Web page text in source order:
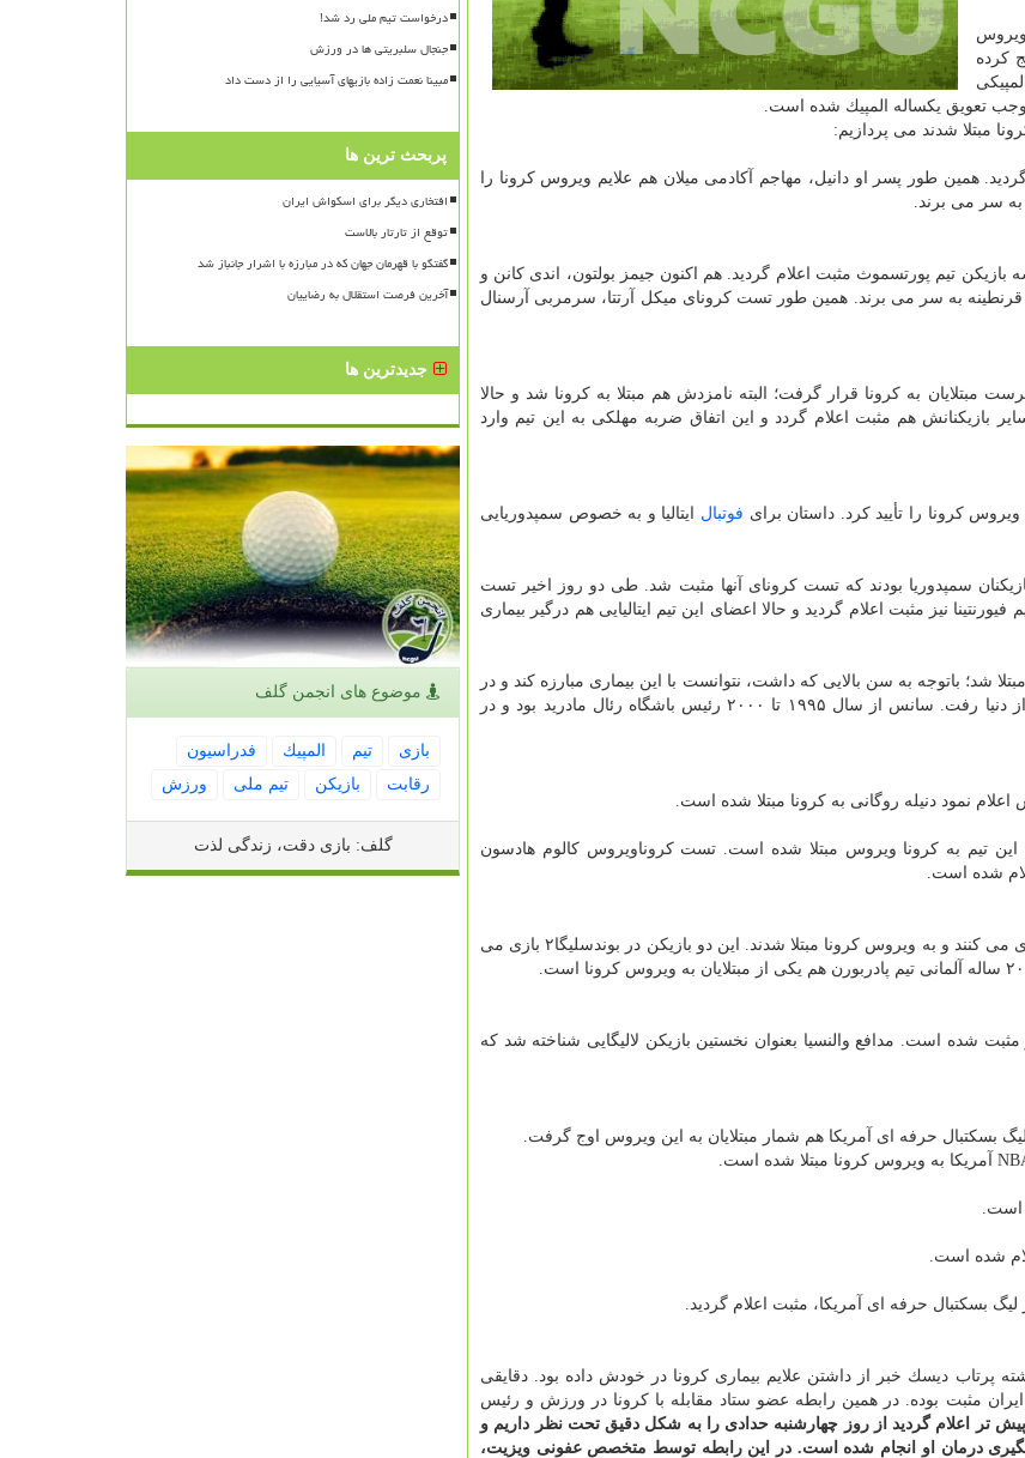
كرده
تعویق یكساله المپیك شده است.
مبتلا شدند می پردازیم:
همین طور پسر او دانیل، مهاجم آكادمی میلان هم علایم ویروس كرونا را
سر می برند.
تیم پورتسموث مثبت اعلام گردید. هم اكنون جیمز بولتون، اندی كانن و
كرونا شده اند و این ۳ بازیكن الان در قرنطینه به سر می برند. همین طور تست كرونای میكل آرتتا، سرمربی آرسنال
مبتلایان به كرونا قرار گرفت؛ البته نامزدش هم مبتلا به كرونا شد و حالا
بازیكنانش هم مثبت اعلام گردد و این اتفاق ضربه مهلكی به این تیم وارد
كرونا را تأیید كرد. داستان برای فوتبال ایتالیا و به خصوص سمپدوریایی
بازیكنان سمپدوریا بودند كه تست كرونای آنها مثبت شد. طی دو روز اخیر تست
نیز مثبت اعلام گردید و حالا اعضای این تیم ایتالیایی هم درگیر بیماری
شد؛ باتوجه به سن بالایی كه داشت، نتوانست با این بیماری مبارزه كند و در
نهایت این مرد اسپانیایی دو روز پیش در اثر مبتلاشدن به كرونا از دنیا رفت. سانس از سال ۱۹۹۵ تا ۲۰۰۰ رئیس باشگاه رئال مادرید بود و در
نمود دنیله روگانی به كرونا مبتلا شده است.
تیم به كرونا ویروس مبتلا شده است. تست كروناویروس كالوم هادسون
تیمو هوبرس و جیمز هورن دو بازیكنی هستند كه در تیم هانوفر بازی می كنند و به ویروس كرونا مبتلا شدند. این دو بازیكن در بوندسلیگا۲ بازی می
شده است. مدافع والنسیا بعنوان نخستین بازیكن لالیگایی شناخته شد كه
بسكتبال حرفه ای آمریكا هم شمار مبتلایان به این ویروس اوج گرفت.
شده است.
بسكتبال حرفه ای آمریكا، مثبت اعلام گردید.
دیسك خبر از داشتن علایم بیماری كرونا در خودش داده بود. دقایقی
مثبت بوده. در همین رابطه عضو ستاد مقابله با كرونا در ورزش و رئیس
تر اعلام گردید از روز چهارشنبه حدادی را به شكل دقیق تحت نظر داریم و
درمان او انجام شده است. در این رابطه توسط متخصص عفونی ویزیت،
درخواست تیم ملی رد شد!
جنجال سلبریتی ها در ورزش
مبینا نعمت زاده بازیهای آسیایی را از دست داد
پربحث ترین ها
افتخاری دیگر برای اسکواش ایران
توقع از تارتار بالاست
گفتگو با قهرمان جهان که در مبارزه با اشرار جانباز شد
آخرین فرصت استقلال به رضاییان
جدیدترین ها
موضوع های انجمن گلف
بازی تیم المپیك
فدراسیون
رقابت
بازیكن تیم ملی ورزش
گلف: بازی دقت، زندگی لذت